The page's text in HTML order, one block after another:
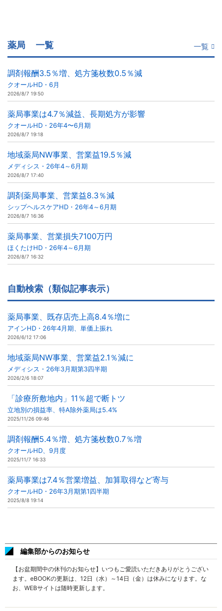
薬局 一覧 一覧
調剤報酬3.5％増、処方箋枚数0.5％減
クオールHD・6月
2026/8/7 19:50
薬局事業は4.7％減益、長期処方が影響
クオールHD・26年4〜6月期
2026/8/7 19:18
地域薬局NW事業、営業益19.5％減
メディシス・26年4～6月期
2026/8/7 17:40
調剤薬局事業、営業益8.3％減
シップヘルスケアHD・26年4～6月期
2026/8/7 16:36
薬局事業、営業損失7100万円
ほくたけHD・26年4～6月期
2026/8/7 16:32
自動検索（類似記事表示）
薬局事業、既存店売上高8.4％増に
アインHD・26年4月期、単価上振れ
2026/6/12 17:06
地域薬局NW事業、営業益2.1％減に
メディシス・26年3月期第3四半期
2026/2/6 18:07
「診療所敷地内」11％超で断トツ
立地別の損益率、特A除外薬局は5.4%
2025/11/26 09:46
調剤報酬5.4％増、処方箋枚数0.7％増
クオールHD、9月度
2025/11/7 16:33
薬局事業は7.4％営業増益、加算取得など寄与
クオールHD・26年3月期第1四半期
2025/8/8 19:14
編集部からのお知らせ
【お盆期間中の休刊のお知らせ】いつもご愛読いただきありがとうござい
ます。eBOOKの更新は、12日（水）～14日（金）は休みになります。な
お、WEBサイトは随時更新します。